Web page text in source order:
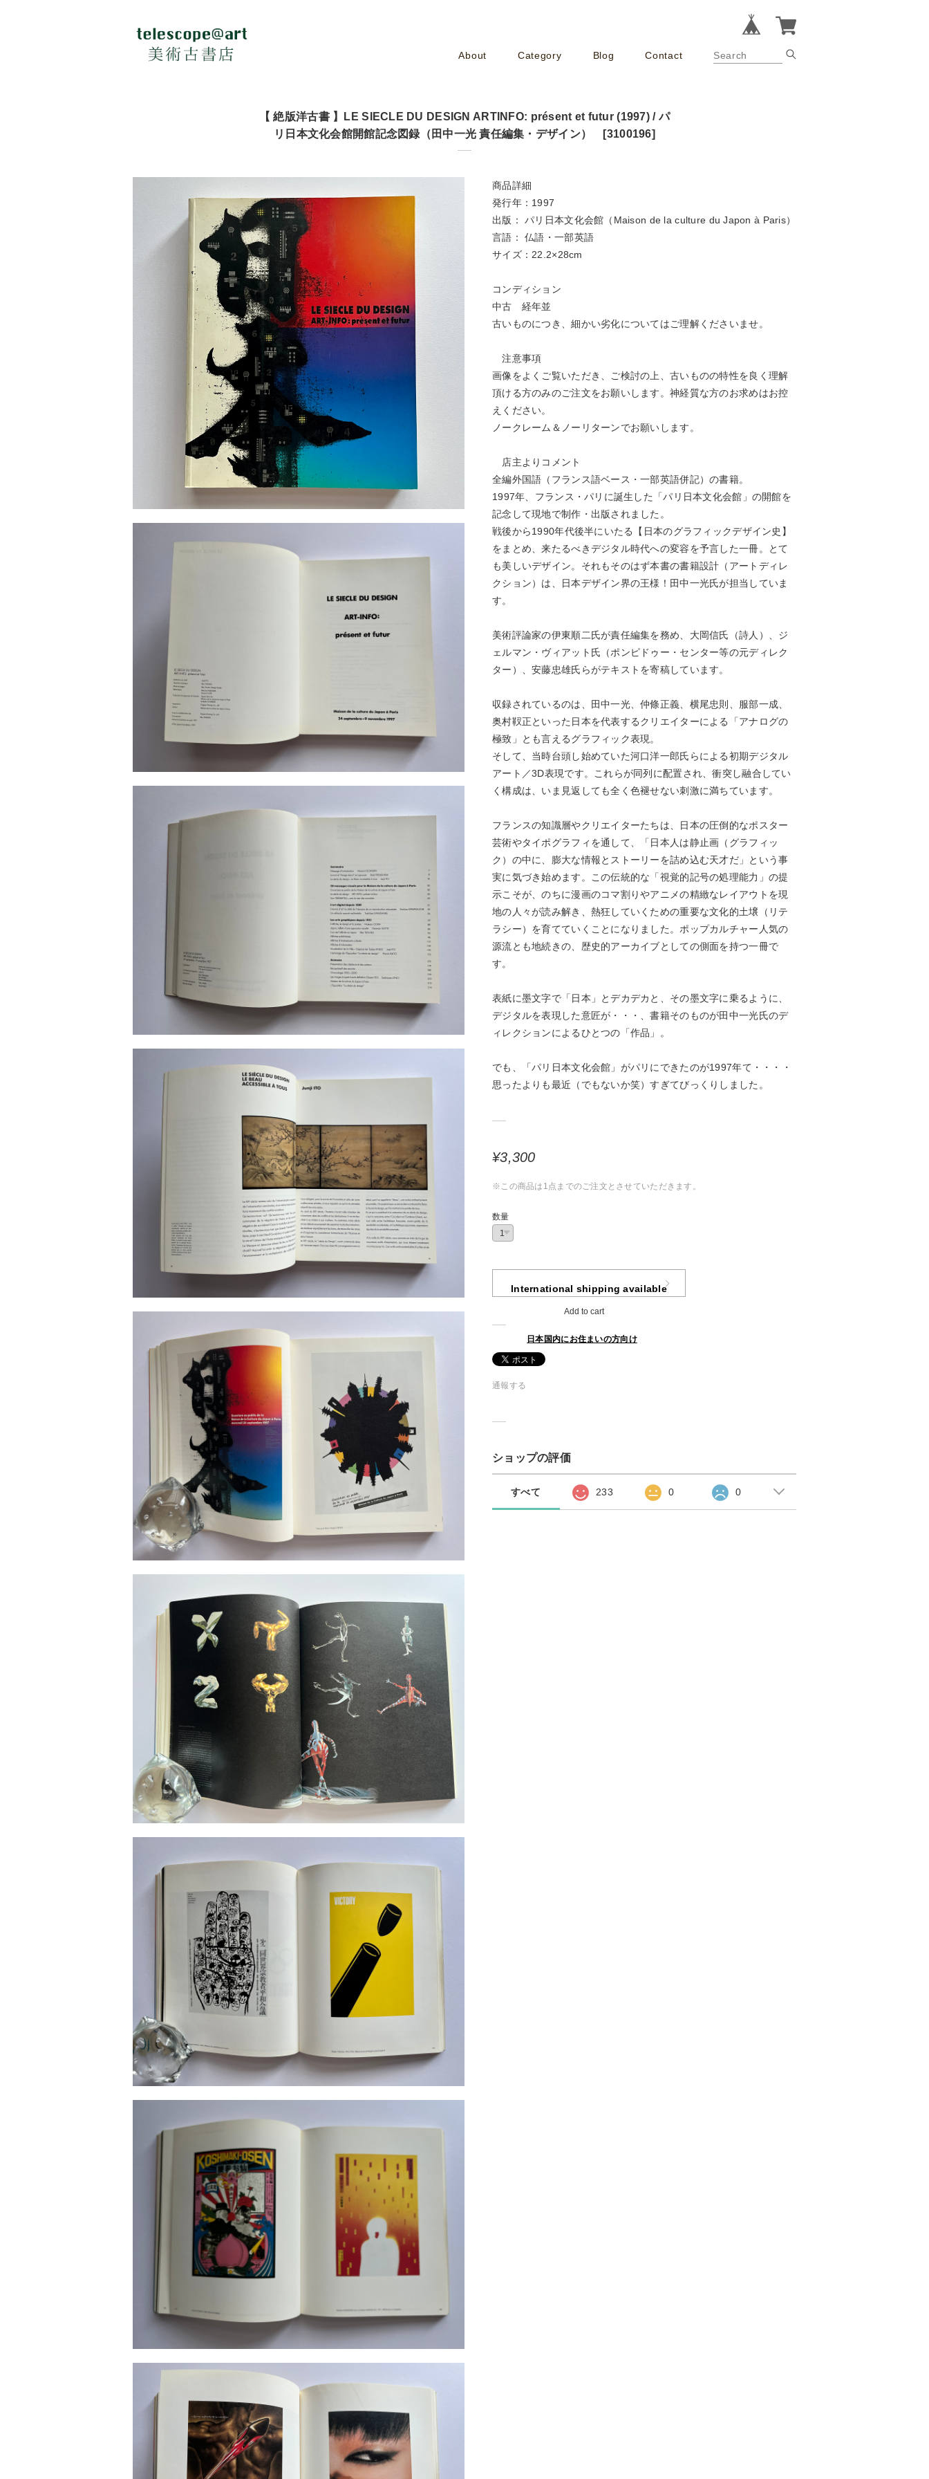
About Category Blog Contact
【 絶版洋古書 】LE SIECLE DU DESIGN ARTINFO: présent et futur (1997) / パ
リ日本文化会館開館記念図録（田中一光 責任編集・デザイン） [3100196]
商品詳細
発行年：1997
出版： パリ日本文化会館（Maison de la culture du Japon à Paris）
言語： 仏語・一部英語
サイズ：22.2×28cm
コンディション
中古 経年並
古いものにつき、細かい劣化についてはご理解くださいませ。
注意事項
画像をよくご覧いただき、ご検討の上、古いものの特性を良く理解
頂ける方のみのご注文をお願いします。神経質な方のお求めはお控
えください。
ノークレーム＆ノーリターンでお願いします。
店主よりコメント
全編外国語（フランス語ベース・一部英語併記）の書籍。
1997年、フランス・パリに誕生した「パリ日本文化会館」の開館を
記念して現地で制作・出版されました。
戦後から1990年代後半にいたる【日本のグラフィックデザイン史】
をまとめ、来たるべきデジタル時代への変容を予言した一冊。とて
も美しいデザイン。それもそのはず本書の書籍設計（アートディレ
クション）は、日本デザイン界の王様！田中一光氏が担当していま
す。
美術評論家の伊東順二氏が責任編集を務め、大岡信氏（詩人）、ジ
ェルマン・ヴィアット氏（ポンピドゥー・センター等の元ディレク
ター）、安藤忠雄氏らがテキストを寄稿しています。
収録されているのは、田中一光、仲條正義、横尾忠則、服部一成、
奥村靫正といった日本を代表するクリエイターによる「アナログの
極致」とも言えるグラフィック表現。
そして、当時台頭し始めていた河口洋一郎氏らによる初期デジタル
アート／3D表現です。これらが同列に配置され、衝突し融合してい
く構成は、いま見返しても全く色褪せない刺激に満ちています。
フランスの知識層やクリエイターたちは、日本の圧倒的なポスター
芸術やタイポグラフィを通して、「日本人は静止画（グラフィッ
ク）の中に、膨大な情報とストーリーを詰め込む天才だ」という事
実に気づき始めます。この伝統的な「視覚的記号の処理能力」の提
示こそが、のちに漫画のコマ割りやアニメの精緻なレイアウトを現
地の人々が読み解き、熱狂していくための重要な文化的土壌（リテ
ラシー）を育てていくことになりました。ポップカルチャー人気の
源流とも地続きの、歴史的アーカイブとしての側面を持つ一冊で
す。
表紙に墨文字で「日本」とデカデカと、その墨文字に乗るように、
デジタルを表現した意匠が・・・、書籍そのものが田中一光氏のデ
ィレクションによるひとつの「作品」。
でも、「パリ日本文化会館」がパリにできたのが1997年て・・・・
思ったよりも最近（でもないか笑）すぎてびっくりしました。
¥3,300
※この商品は1点までのご注文とさせていただきます。
数量
International shipping available
Add to cart
日本国内にお住まいの方向け
通報する
ショップの評価
すべて 233 0 0